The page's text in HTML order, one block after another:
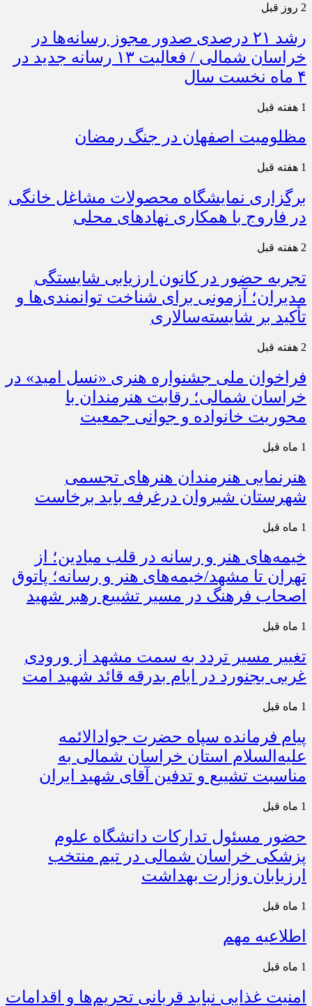
2 روز قبل
رشد ۲۱ درصدی صدور مجوز رسانه‌ها در
خراسان شمالی / فعالیت ۱۳ رسانه جدید در
۴ ماه نخست سال
1 هفته قبل
مظلومیت اصفهان در جنگ رمضان
1 هفته قبل
برگزاری نمایشگاه محصولات مشاغل خانگی
در فاروج با همکاری نهادهای محلی
2 هفته قبل
تجربه حضور در کانون ارزیابی شایستگی
مدیران؛ آزمونی برای شناخت توانمندی‌ها و
تأکید بر شایسته‌سالاری
2 هفته قبل
فراخوان ملی جشنواره هنری «نسل امید» در
خراسان شمالی؛ رقابت هنرمندان با
محوریت خانواده و جوانی جمعیت
1 ماه قبل
هنرنمایی هنرمندان هنرهای تجسمی
شهرستان شیروان درغرفه باید برخاست
1 ماه قبل
خیمه‌های هنر و رسانه در قلب میادین؛ از
تهران تا مشهد/خیمه‌های هنر و رسانه؛ پاتوق
اصحاب فرهنگ در مسیر تشییع رهبر شهید
1 ماه قبل
تغییر مسیر تردد به سمت مشهد از ورودی
غربی بجنورد در ایام بدرقه قائد شهید امت
1 ماه قبل
پیام فرمانده سپاه حضرت جوادالائمه
علیه‌السلام استان خراسان شمالی به
مناسبت تشییع و تدفین آقای شهید ایران
1 ماه قبل
حضور مسئول تدارکات دانشگاه علوم
پزشکی خراسان شمالی در تیم منتخب
ارزیابان وزارت بهداشت
1 ماه قبل
اطلاعیه مهم
1 ماه قبل
امنیت غذایی نباید قربانی تحریم‌ها و اقدامات